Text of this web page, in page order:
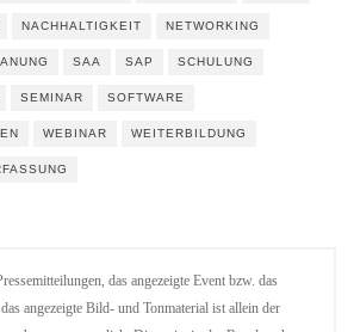
NACHHALTIGKEIT NETWORKING
SAA SAP SCHULUNG
SEMINAR SOFTWARE
WEBINAR WEITERBILDUNG
das angezeigte Event bzw. das
angezeigte Bild- und Tonmaterial ist allein der